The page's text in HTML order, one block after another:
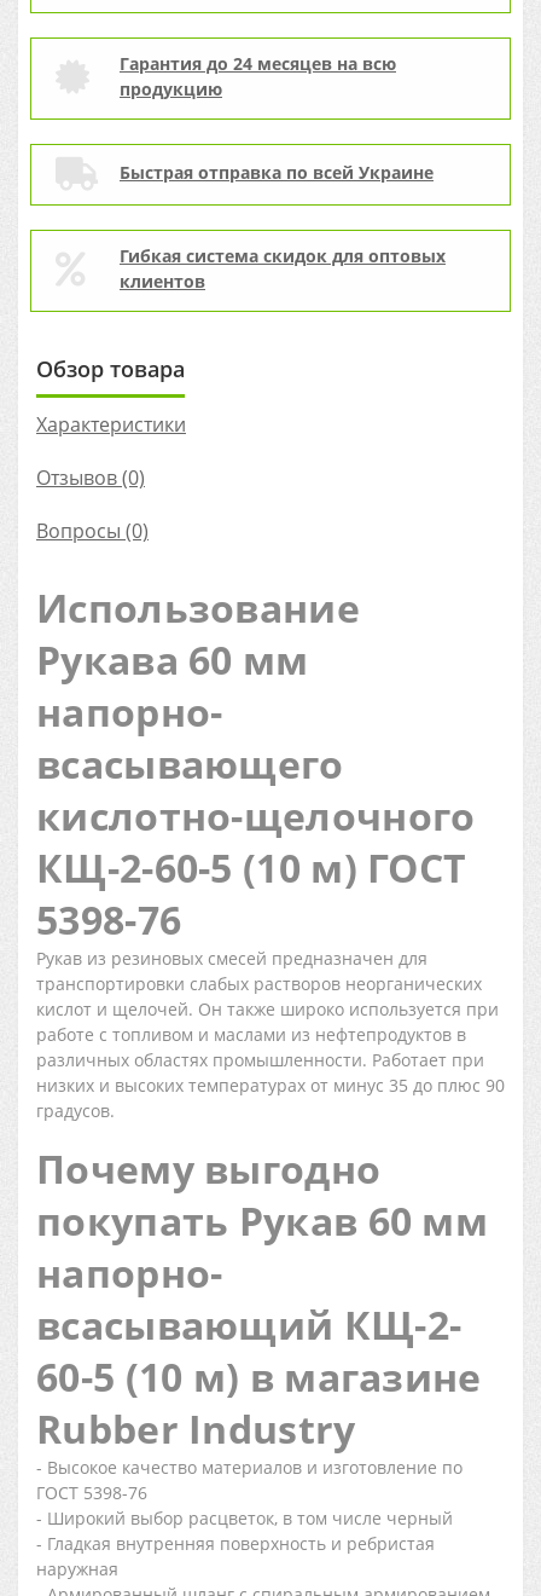
Гарантия до 24 месяцев на всю
продукцию
Быстрая отправка по всей Украине
Гибкая система скидок для оптовых
клиентов
Обзор товара
Характеристики
Отзывов (0)
Вопросы (0)
Использование
Рукава 60 мм
напорно-
всасывающего
кислотно-щелочного
КЩ-2-60-5 (10 м) ГОСТ
5398-76
Рукав из резиновых смесей предназначен для
транспортировки слабых растворов неорганических
кислот и щелочей. Он также широко используется при
работе с топливом и маслами из нефтепродуктов в
различных областях промышленности. Работает при
низких и высоких температурах от минус 35 до плюс 90
градусов.
Почему выгодно
покупать Рукав 60 мм
напорно-
всасывающий КЩ-2-
60-5 (10 м) в магазине
Rubber Industry
- Высокое качество материалов и изготовление по
ГОСТ 5398-76
- Широкий выбор расцветок, в том числе черный
- Гладкая внутренняя поверхность и ребристая
наружная